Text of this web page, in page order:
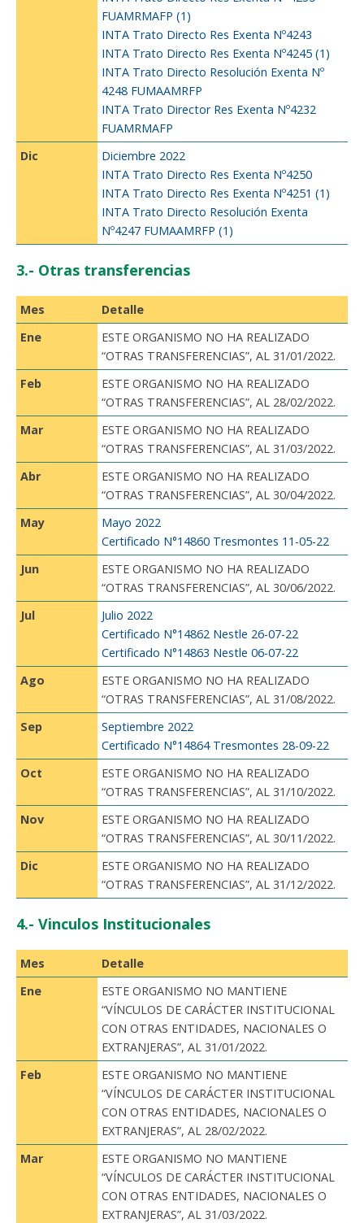
FUAMRMAFP (1)
INTA Trato Directo Res Exenta Nº4243
INTA Trato Directo Res Exenta Nº4245 (1)
INTA Trato Directo Resolución Exenta Nº
4248 FUMAAMRFP
INTA Trato Director Res Exenta Nº4232
FUAMRMAFP
Dic
Diciembre 2022
INTA Trato Directo Res Exenta Nº4250
INTA Trato Directo Res Exenta Nº4251 (1)
INTA Trato Directo Resolución Exenta
Nº4247 FUMAAMRFP (1)
3.- Otras transferencias
Mes
Detalle
Ene
ESTE ORGANISMO NO HA REALIZADO
“OTRAS TRANSFERENCIAS”, AL 31/01/2022.
Feb
ESTE ORGANISMO NO HA REALIZADO
“OTRAS TRANSFERENCIAS”, AL 28/02/2022.
Mar
ESTE ORGANISMO NO HA REALIZADO
“OTRAS TRANSFERENCIAS”, AL 31/03/2022.
Abr
ESTE ORGANISMO NO HA REALIZADO
“OTRAS TRANSFERENCIAS”, AL 30/04/2022.
May
Mayo 2022
Certificado N°14860 Tresmontes 11-05-22
Jun
ESTE ORGANISMO NO HA REALIZADO
“OTRAS TRANSFERENCIAS”, AL 30/06/2022.
Jul
Julio 2022
Certificado N°14862 Nestle 26-07-22
Certificado N°14863 Nestle 06-07-22
Ago
ESTE ORGANISMO NO HA REALIZADO
“OTRAS TRANSFERENCIAS”, AL 31/08/2022.
Sep
Septiembre 2022
Certificado N°14864 Tresmontes 28-09-22
Oct
ESTE ORGANISMO NO HA REALIZADO
“OTRAS TRANSFERENCIAS”, AL 31/10/2022.
Nov
ESTE ORGANISMO NO HA REALIZADO
“OTRAS TRANSFERENCIAS”, AL 30/11/2022.
Dic
ESTE ORGANISMO NO HA REALIZADO
“OTRAS TRANSFERENCIAS”, AL 31/12/2022.
4.- Vinculos Institucionales
Mes
Detalle
Ene
ESTE ORGANISMO NO MANTIENE
“VÍNCULOS DE CARÁCTER INSTITUCIONAL
CON OTRAS ENTIDADES, NACIONALES O
EXTRANJERAS”, AL 31/01/2022.
Feb
ESTE ORGANISMO NO MANTIENE
“VÍNCULOS DE CARÁCTER INSTITUCIONAL
CON OTRAS ENTIDADES, NACIONALES O
EXTRANJERAS”, AL 28/02/2022.
Mar
ESTE ORGANISMO NO MANTIENE
“VÍNCULOS DE CARÁCTER INSTITUCIONAL
CON OTRAS ENTIDADES, NACIONALES O
EXTRANJERAS”, AL 31/03/2022.